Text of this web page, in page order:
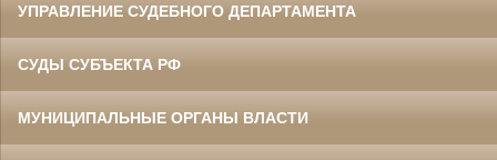
УПРАВЛЕНИЕ СУДЕБНОГО ДЕПАРТАМЕНТА
СУДЫ СУБЪЕКТА РФ
МУНИЦИПАЛЬНЫЕ ОРГАНЫ ВЛАСТИ